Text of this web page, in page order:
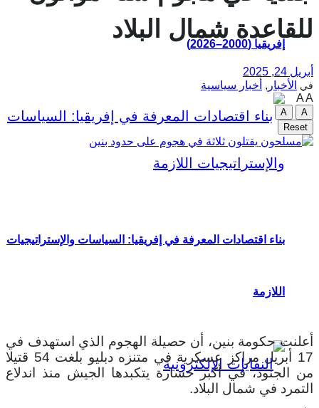
إفريقيا (2000–2026)
بناء اقتصادات المعرفة في إفريقيا: السياسات والإستراتيجيات
اللازمة
للقاعدة شمال البلاد
أبريل 24, 2025
في الأخبار , أخبار سياسية
AA
A
A
Reset
أعلنت حكومة بنين، أن حصيلة الهجوم الذي استهدف في
17 أبريل مراكز عسكرية في متنزه دبليو بلغت 54 قتيلا
من الجنود، في أكبر خسارة يتكبدها الجيش منذ اندلاع
التمرد في شمال البلاد.